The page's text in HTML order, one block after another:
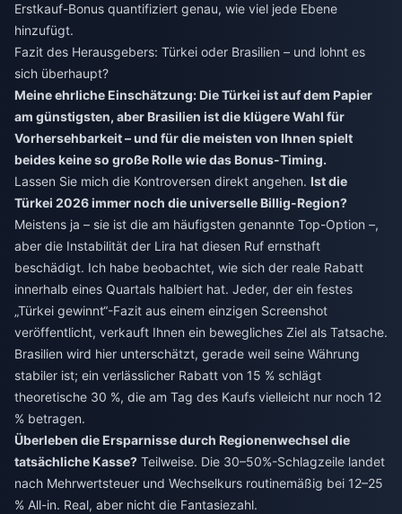
Erstkauf-Bonus quantifiziert genau, wie viel jede Ebene
hinzufügt.
Fazit des Herausgebers: Türkei oder Brasilien – und lohnt es
sich überhaupt?
Meine ehrliche Einschätzung: Die Türkei ist auf dem Papier
am günstigsten, aber Brasilien ist die klügere Wahl für
Vorhersehbarkeit – und für die meisten von Ihnen spielt
beides keine so große Rolle wie das Bonus-Timing.
Lassen Sie mich die Kontroversen direkt angehen. Ist die
Türkei 2026 immer noch die universelle Billig-Region?
Meistens ja – sie ist die am häufigsten genannte Top-Option –,
aber die Instabilität der Lira hat diesen Ruf ernsthaft
beschädigt. Ich habe beobachtet, wie sich der reale Rabatt
innerhalb eines Quartals halbiert hat. Jeder, der ein festes
„Türkei gewinnt“-Fazit aus einem einzigen Screenshot
veröffentlicht, verkauft Ihnen ein bewegliches Ziel als Tatsache.
Brasilien wird hier unterschätzt, gerade weil seine Währung
stabiler ist; ein verlässlicher Rabatt von 15 % schlägt
theoretische 30 %, die am Tag des Kaufs vielleicht nur noch 12
% betragen.
Überleben die Ersparnisse durch Regionenwechsel die
tatsächliche Kasse? Teilweise. Die 30–50%-Schlagzeile landet
nach Mehrwertsteuer und Wechselkurs routinemäßig bei 12–25
% All-in. Real, aber nicht die Fantasiezahl.